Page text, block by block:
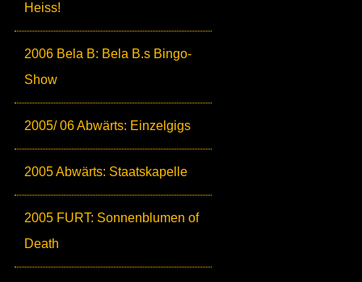
Heiss!
2006 Bela B: Bela B.s Bingo-
Show
2005/ 06 Abwärts: Einzelgigs
2005 Abwärts: Staatskapelle
2005 FURT: Sonnenblumen of
Death